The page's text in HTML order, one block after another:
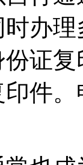
办
证
件